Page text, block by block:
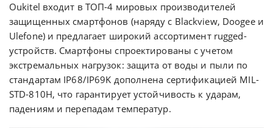
Oukitel входит в ТОП-4 мировых производителей
защищенных смартфонов (наряду с Blackview, Doogee и
Ulefone) и предлагает широкий ассортимент rugged-
устройств. Смартфоны спроектированы с учетом
экстремальных нагрузок: защита от воды и пыли по
стандартам IP68/IP69K дополнена сертификацией MIL-
STD-810H, что гарантирует устойчивость к ударам,
падениям и перепадам температур.